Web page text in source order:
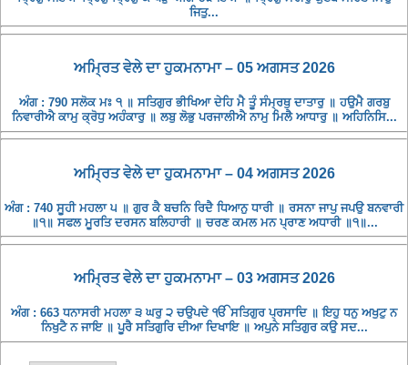
ਜਿਤੁ...
ਅਮ੍ਰਿਤ ਵੇਲੇ ਦਾ ਹੁਕਮਨਾਮਾ – 05 ਅਗਸਤ 2026
ਅੰਗ : 790 ਸਲੋਕ ਮਃ ੧ ॥ ਸਤਿਗੁਰ ਭੀਖਿਆ ਦੇਹਿ ਮੈ ਤੂੰ ਸੰਮ੍ਰਥੁ ਦਾਤਾਰੁ ॥ ਹਉਮੈ ਗਰਬੁ
ਨਿਵਾਰੀਐ ਕਾਮੁ ਕ੍ਰੋਧੁ ਅਹੰਕਾਰੁ ॥ ਲਬੁ ਲੋਭੁ ਪਰਜਾਲੀਐ ਨਾਮੁ ਮਿਲੈ ਆਧਾਰੁ ॥ ਅਹਿਨਿਸਿ...
ਅਮ੍ਰਿਤ ਵੇਲੇ ਦਾ ਹੁਕਮਨਾਮਾ – 04 ਅਗਸਤ 2026
ਅੰਗ : 740 ਸੂਹੀ ਮਹਲਾ ੫ ॥ ਗੁਰ ਕੈ ਬਚਨਿ ਰਿਦੈ ਧਿਆਨੁ ਧਾਰੀ ॥ ਰਸਨਾ ਜਾਪੁ ਜਪਉ ਬਨਵਾਰੀ
॥੧॥ ਸਫਲ ਮੂਰਤਿ ਦਰਸਨ ਬਲਿਹਾਰੀ ॥ ਚਰਣ ਕਮਲ ਮਨ ਪ੍ਰਾਣ ਅਧਾਰੀ ॥੧॥...
ਅਮ੍ਰਿਤ ਵੇਲੇ ਦਾ ਹੁਕਮਨਾਮਾ – 03 ਅਗਸਤ 2026
ਅੰਗ : 663 ਧਨਾਸਰੀ ਮਹਲਾ ੩ ਘਰੁ ੨ ਚਉਪਦੇ ੴ ਸਤਿਗੁਰ ਪ੍ਰਸਾਦਿ ॥ ਇਹੁ ਧਨੁ ਅਖੁਟੁ ਨ
ਨਿਖੁਟੈ ਨ ਜਾਇ ॥ ਪੂਰੈ ਸਤਿਗੁਰਿ ਦੀਆ ਦਿਖਾਇ ॥ ਅਪੁਨੇ ਸਤਿਗੁਰ ਕਉ ਸਦ...